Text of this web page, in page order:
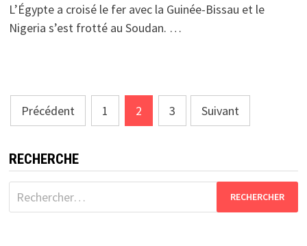
L’Égypte a croisé le fer avec la Guinée-Bissau et le
Nigeria s’est frotté au Soudan. …
Pagination
des
publications
Précédent 1 2 3 Suivant
RECHERCHE
Rechercher :